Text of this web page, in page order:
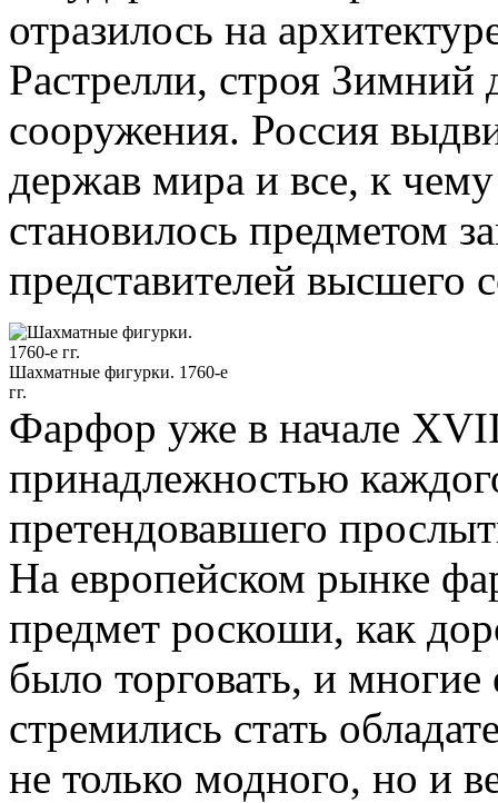
отразилось на
Растрелли, строя Зимний
сооружения. Россия
держав мира и все, к
становилось предметом
представителей высшего
Шахматные фигурки. 1760-е
гг.
Фарфор уже в начале
принадлежностью
претендовавшего
На европейском рынке
предмет роскоши, как
было торговать, и многие
стремились стать
не только модного, но и